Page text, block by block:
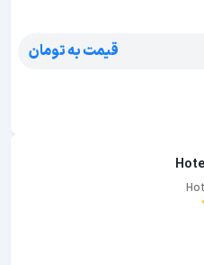
قیمت به تومان